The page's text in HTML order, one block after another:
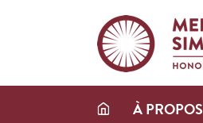
À PROPOS